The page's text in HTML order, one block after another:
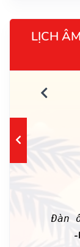
LỊCH
Đàn
-